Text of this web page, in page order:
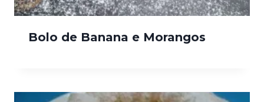
Bolo de Banana e Morangos